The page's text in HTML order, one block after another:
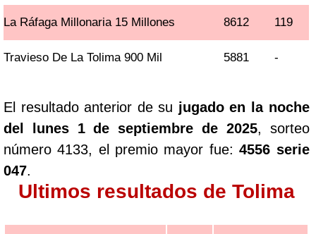
La Ráfaga Millonaria 15 Millones 8612 119
Travieso De La Tolima 900 Mil 5881 -
El resultado anterior de su jugado en la noche
del lunes 1 de septiembre de 2025, sorteo
número 4133, el premio mayor fue:4556 serie
047.
Ultimos resultados de Tolima